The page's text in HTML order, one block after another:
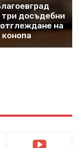
досъдебни
на